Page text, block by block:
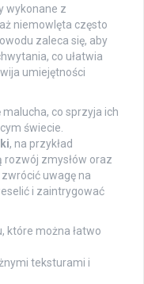
wykonane z
niemowlęta często
zaleca się, aby
co ułatwia
umiejętności
co sprzyja ich
świecie.
, na przykład
zmysłów oraz
uwagę na
i zaintrygować
które można łatwo
teksturami i